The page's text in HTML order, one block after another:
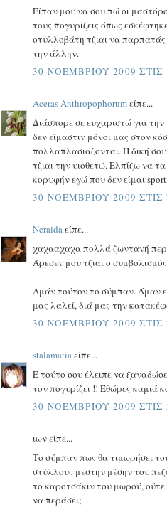
Είπαν μου να σου πώ οι
τους πογυρίζεις όπως
στυλλοβάτη τζιαι να
την άλλην.
30 ΝΟΕΜΒΡΊΟΥ 2009 ΣΤΙΣ
Aceras Anthropophorumείπε...
Διάσπορε σε ευχαριστώ για
δεν είμαστιν μόνοι μας στον
πολλαπλασιάζονται. Η δική σου
τζιαι την υιοθετώ. Ελπίζω να
κορυφήν εγώ που δεν είμαι
30 ΝΟΕΜΒΡΊΟΥ 2009 ΣΤΙΣ
Neraidaείπε...
χαχααχαχα πολλά ζωντανή
Άρεσεν μου τζιαι ο
Αμάν τούτον το σύμπαν. Άμαν
μας λαλεί, διά μας την
30 ΝΟΕΜΒΡΊΟΥ 2009
stalamatiaείπε...
Ε τούτο σου έλειπε να
τον πογυρίζει !! Εθώρες καμιά
30 ΝΟΕΜΒΡΊΟΥ 2009
ιων είπε...
Το σύμπαν πως θα τιμωρήσει
στύλλους μεστην μέσην του
το καροτσάκιν του μωρού,
να περάσει;